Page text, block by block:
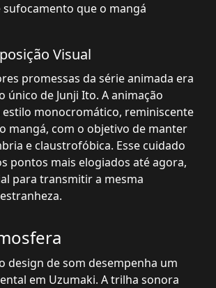
que o mangá
Visual
promessas da série animada era
único de Junji Ito. A animação
monocromático, reminiscente
mangá, com o objetivo de manter
e claustrofóbica. Esse cuidado
pontos mais elogiados até agora,
para transmitir a mesma
design de som desempenha um
em Uzumaki. A trilha sonora